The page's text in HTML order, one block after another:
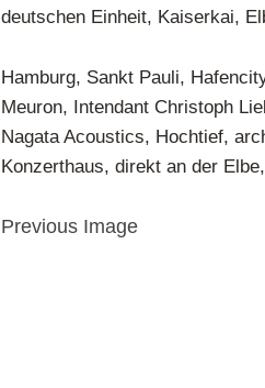
deutschen Einheit, Kaiserkai,
Hamburg, Sankt Pauli,
Meuron, Intendant Christoph
Nagata Acoustics, Hochtief,
Konzerthaus, direkt an der
Previous Image